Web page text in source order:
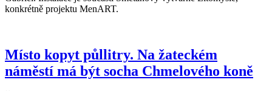
konkrétně projektu MenART.
Místo kopyt půllitry. Na žateckém
náměstí má být socha Chmelového koně